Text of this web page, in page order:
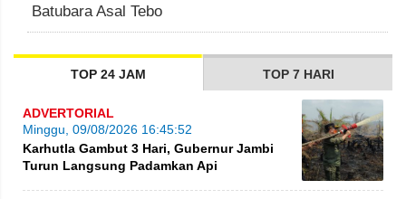
Batubara Asal Tebo
TOP 24 JAM TOP 7 HARI
ADVERTORIAL
Minggu, 09/08/2026 16:45:52
Karhutla Gambut 3 Hari, Gubernur Jambi
Turun Langsung Padamkan Api